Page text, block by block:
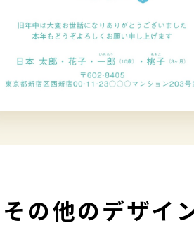
その他のデザイ